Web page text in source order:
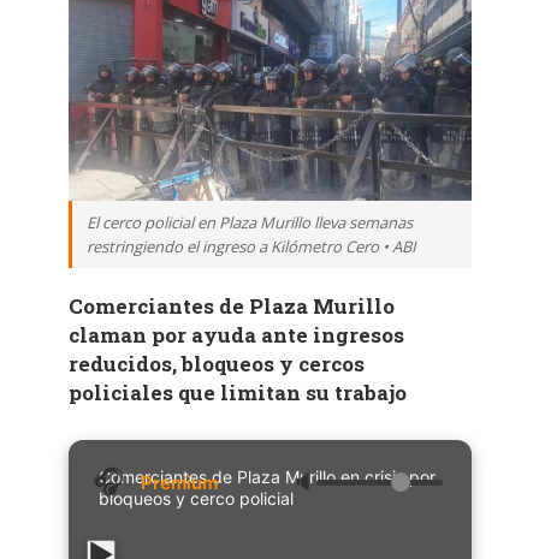
El cerco policial en Plaza Murillo lleva semanas
restringiendo el ingreso a Kilómetro Cero • ABI
Comerciantes de Plaza Murillo
claman por ayuda ante ingresos
reducidos, bloqueos y cercos
policiales que limitan su trabajo
Comerciantes de Plaza Murillo en crisis por
bloqueos y cerco policial
🔈